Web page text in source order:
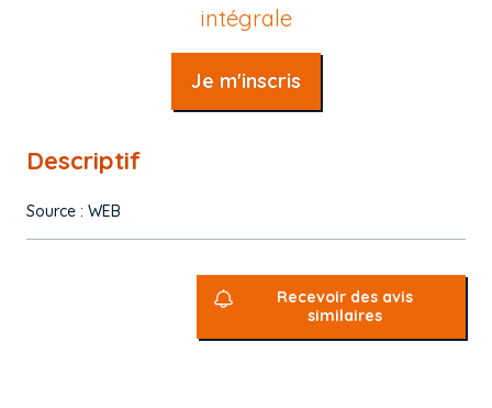
intégrale
Je m'inscris
Descriptif
Source : WEB
Recevoir des avis
similaires